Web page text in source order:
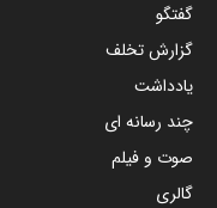
گفتگو
گزارش تخلف
یادداشت
چند رسانه ای
صوت و فیلم
گالری